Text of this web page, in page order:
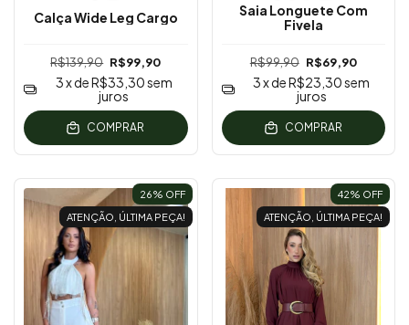
Calça Wide Leg Cargo
R$139,90 R$99,90
3x deR$33,30sem
juros
COMPRAR
Saia Longuete Com
Fivela
R$99,90 R$69,90
3x deR$23,30sem
juros
COMPRAR
26% OFF
ATENÇÃO, ÚLTIMA PEÇA!
42% OFF
ATENÇÃO, ÚLTIMA PEÇA!